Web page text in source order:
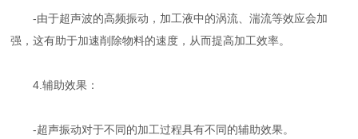
-由于超声波的高频振动，加工液中的涡流、湍流等效应会加
强，这有助于加速削除物料的速度，从而提高加工效率。
4.辅助效果：
-超声振动对于不同的加工过程具有不同的辅助效果。